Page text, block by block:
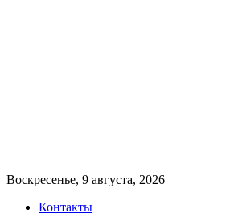
Воскресенье, 9 августа, 2026
Контакты